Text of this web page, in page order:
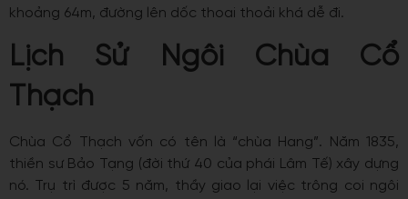
khoảng 64m, đường lên dốc thoai thoải khá dễ đi.
Lịch Sử Ngôi Chùa Cổ
Thạch
Chùa Cổ Thạch vốn có tên là “chùa Hang”. Năm 1835,
thiền sư Bảo Tạng (đời thứ 40 của phái Lâm Tế) xây dựng
nó. Trụ trì được 5 năm, thầy giao lại việc trông coi ngôi